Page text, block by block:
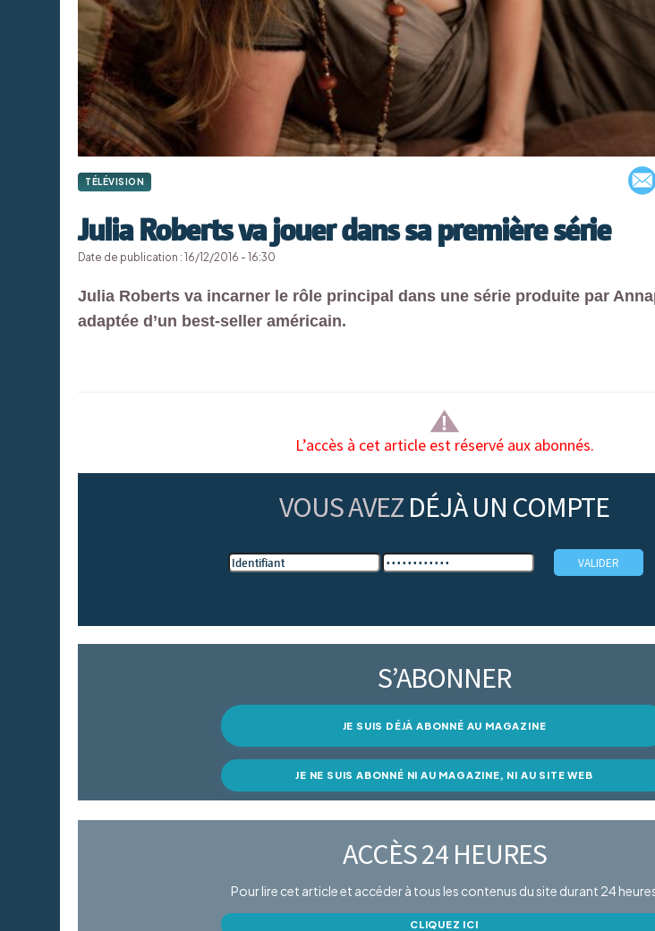
TÉLÉVISION
Julia Roberts va jouer dans sa première série
Date de publication : 16/12/2016 - 16:30
Julia Roberts va incarner le rôle principal dans une série produite par
adaptée d’un best-seller américain.
L’accès à cet article est réservé aux abonnés.
VOUS AVEZ DÉJÀ UN COMPTE
S’ABONNER
JE SUIS DÉJÀ ABONNÉ AU MAGAZINE
JE NE SUIS ABONNÉ NI AU MAGAZINE, NI AU SITE WEB
ACCÈS 24 HEURES
Pour lire cet article et accéder à tous les contenus du site durant 24
CLIQUEZ ICI